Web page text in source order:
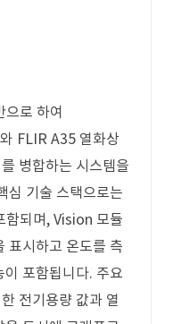
로 하여
FLIR A35 열화상
병합하는 시스템을
심 기술 스택으로는
함되며, Vision 모듈
표시하고 온도를 측
포함됩니다. 주요
전기용량 값과 열